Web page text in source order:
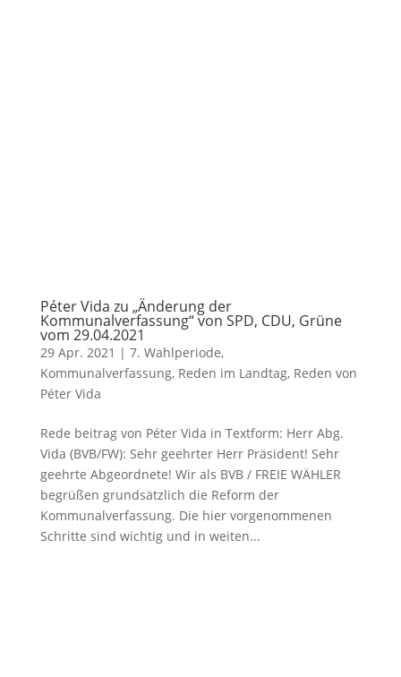
Péter Vida zu „Änderung der
Kommunalverfassung“ von SPD, CDU, Grüne
vom 29.04.2021
29 Apr. 2021 | 7. Wahlperiode,
Kommunalverfassung, Reden im Landtag, Reden von
Péter Vida
Rede beitrag von Péter Vida in Textform: Herr Abg.
Vida (BVB/FW): Sehr geehrter Herr Präsident! Sehr
geehrte Abgeordnete! Wir als BVB / FREIE WÄHLER
begrüßen grundsätzlich die Reform der
Kommunalverfassung. Die hier vorgenommenen
Schritte sind wichtig und in weiten...